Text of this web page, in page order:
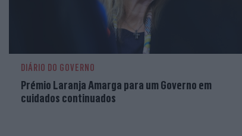
DIÁRIO DO GOVERNO
Prémio Laranja Amarga para um Governo em
cuidados continuados